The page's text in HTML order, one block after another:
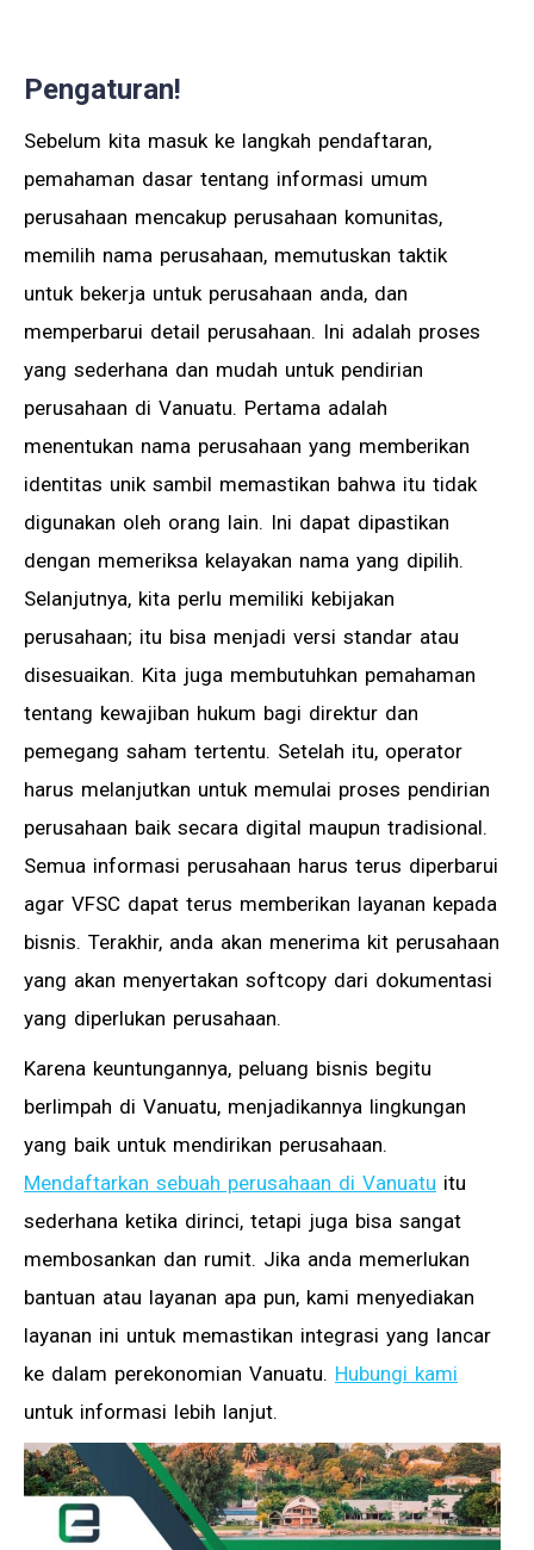
Pengaturan!
Sebelum kita masuk ke langkah pendaftaran,
pemahaman dasar tentang informasi umum
perusahaan mencakup perusahaan komunitas,
memilih nama perusahaan, memutuskan taktik
untuk bekerja untuk perusahaan anda, dan
memperbarui detail perusahaan. Ini adalah proses
yang sederhana dan mudah untuk pendirian
perusahaan di Vanuatu. Pertama adalah
menentukan nama perusahaan yang memberikan
identitas unik sambil memastikan bahwa itu tidak
digunakan oleh orang lain. Ini dapat dipastikan
dengan memeriksa kelayakan nama yang dipilih.
Selanjutnya, kita perlu memiliki kebijakan
perusahaan; itu bisa menjadi versi standar atau
disesuaikan. Kita juga membutuhkan pemahaman
tentang kewajiban hukum bagi direktur dan
pemegang saham tertentu. Setelah itu, operator
harus melanjutkan untuk memulai proses pendirian
perusahaan baik secara digital maupun tradisional.
Semua informasi perusahaan harus terus diperbarui
agar VFSC dapat terus memberikan layanan kepada
bisnis. Terakhir, anda akan menerima kit perusahaan
yang akan menyertakan softcopy dari dokumentasi
yang diperlukan perusahaan.
Karena keuntungannya, peluang bisnis begitu
berlimpah di Vanuatu, menjadikannya lingkungan
yang baik untuk mendirikan perusahaan.
Mendaftarkan sebuah perusahaan di Vanuatu itu
sederhana ketika dirinci, tetapi juga bisa sangat
membosankan dan rumit. Jika anda memerlukan
bantuan atau layanan apa pun, kami menyediakan
layanan ini untuk memastikan integrasi yang lancar
ke dalam perekonomian Vanuatu. Hubungi kami
untuk informasi lebih lanjut.